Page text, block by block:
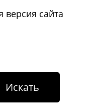
сайта